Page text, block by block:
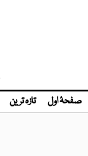
صفحۂ اول تازہ ترین